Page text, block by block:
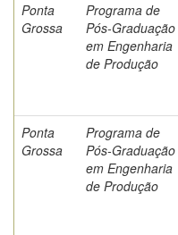
Ponta
Grossa
Programa de
Pós-Graduação
em Engenharia
de Produção
Ponta
Grossa
Programa de
Pós-Graduação
em Engenharia
de Produção